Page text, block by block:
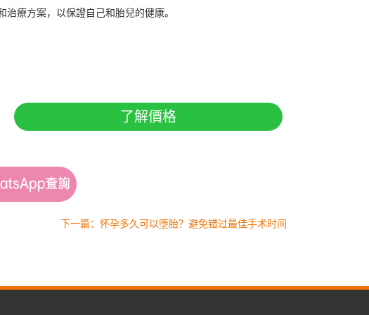
療方案，以保證自己和胎兒的健康。
了解價格
下一篇：怀孕多久可以堕胎？避免错过最佳手术时间